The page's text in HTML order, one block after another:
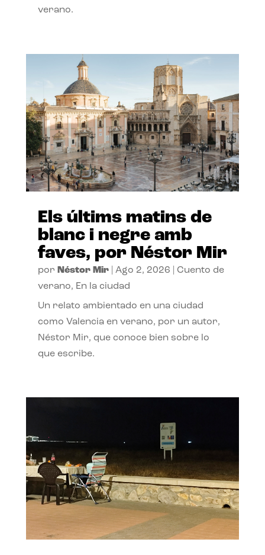
verano.
Els últims matins de
blanc i negre amb
faves, por Néstor Mir
por Néstor Mir| Ago 2, 2026
Cuento de
verano, En la ciudad
Un relato ambientado en una ciudad
como Valencia en verano, por un autor,
Néstor Mir, que conoce bien sobre lo
que escribe.